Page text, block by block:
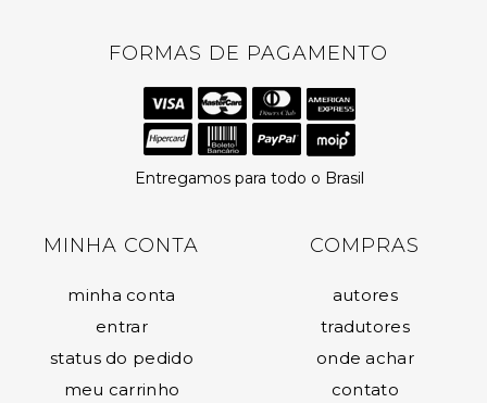
FORMAS DE PAGAMENTO
Entregamos para todo o Brasil
MINHA CONTA
minha conta
entrar
status do pedido
meu carrinho
COMPRAS
autores
tradutores
onde achar
contato